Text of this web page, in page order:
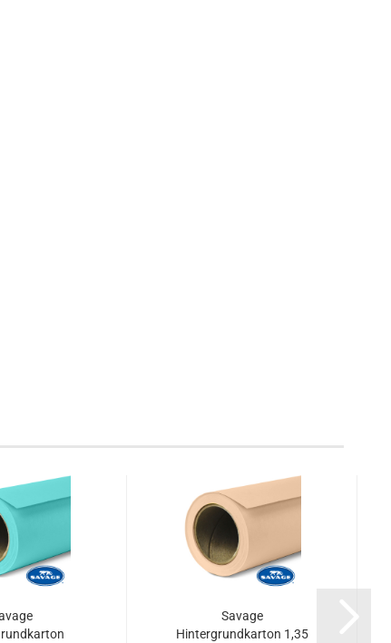
Savage
Hintergrundkarton 1,35